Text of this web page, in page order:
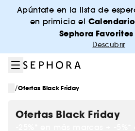
Ir al menú
Ir al contenido principal
Ir al pie de página
Apúntate en la lista de
en primicia el
Sephora
Descubrir
... /Ofertas Black Friday
Ofertas Black Friday